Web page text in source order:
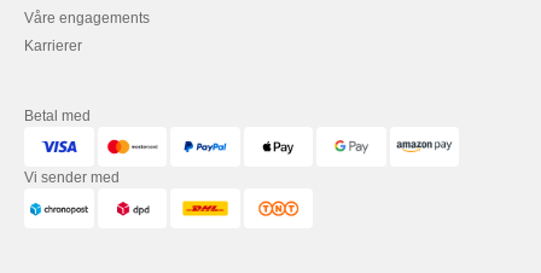
Våre engagements
Karrierer
Betal med
Vi sender med